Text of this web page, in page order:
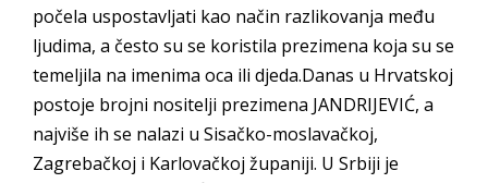
počela uspostavljati kao način razlikovanja među
ljudima, a često su se koristila prezimena koja su se
temeljila na imenima oca ili djeda.Danas u Hrvatskoj
postoje brojni nositelji prezimena JANDRIJEVIĆ, a
najviše ih se nalazi u Sisačko-moslavačkoj,
Zagrebačkoj i Karlovačkoj županiji. U Srbiji je